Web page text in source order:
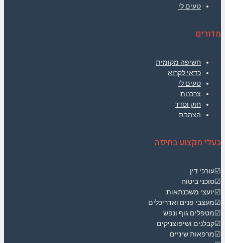
טעים לי
מדורים
חשיפה מקומית
כדאי לקרוא
טעים לי
צרכנות
חוק וסדר
הצהבת
בעלי מקצוע בחיפה
☑עורכי דין
☑סוכני ביטוח
☑יועצי משכנתאות
☑מעצבי פנים ואדריכלים
☑מטפלים גוף ונפש
☑קבלנים ושיפוצניקים
☑מרפאות שיניים